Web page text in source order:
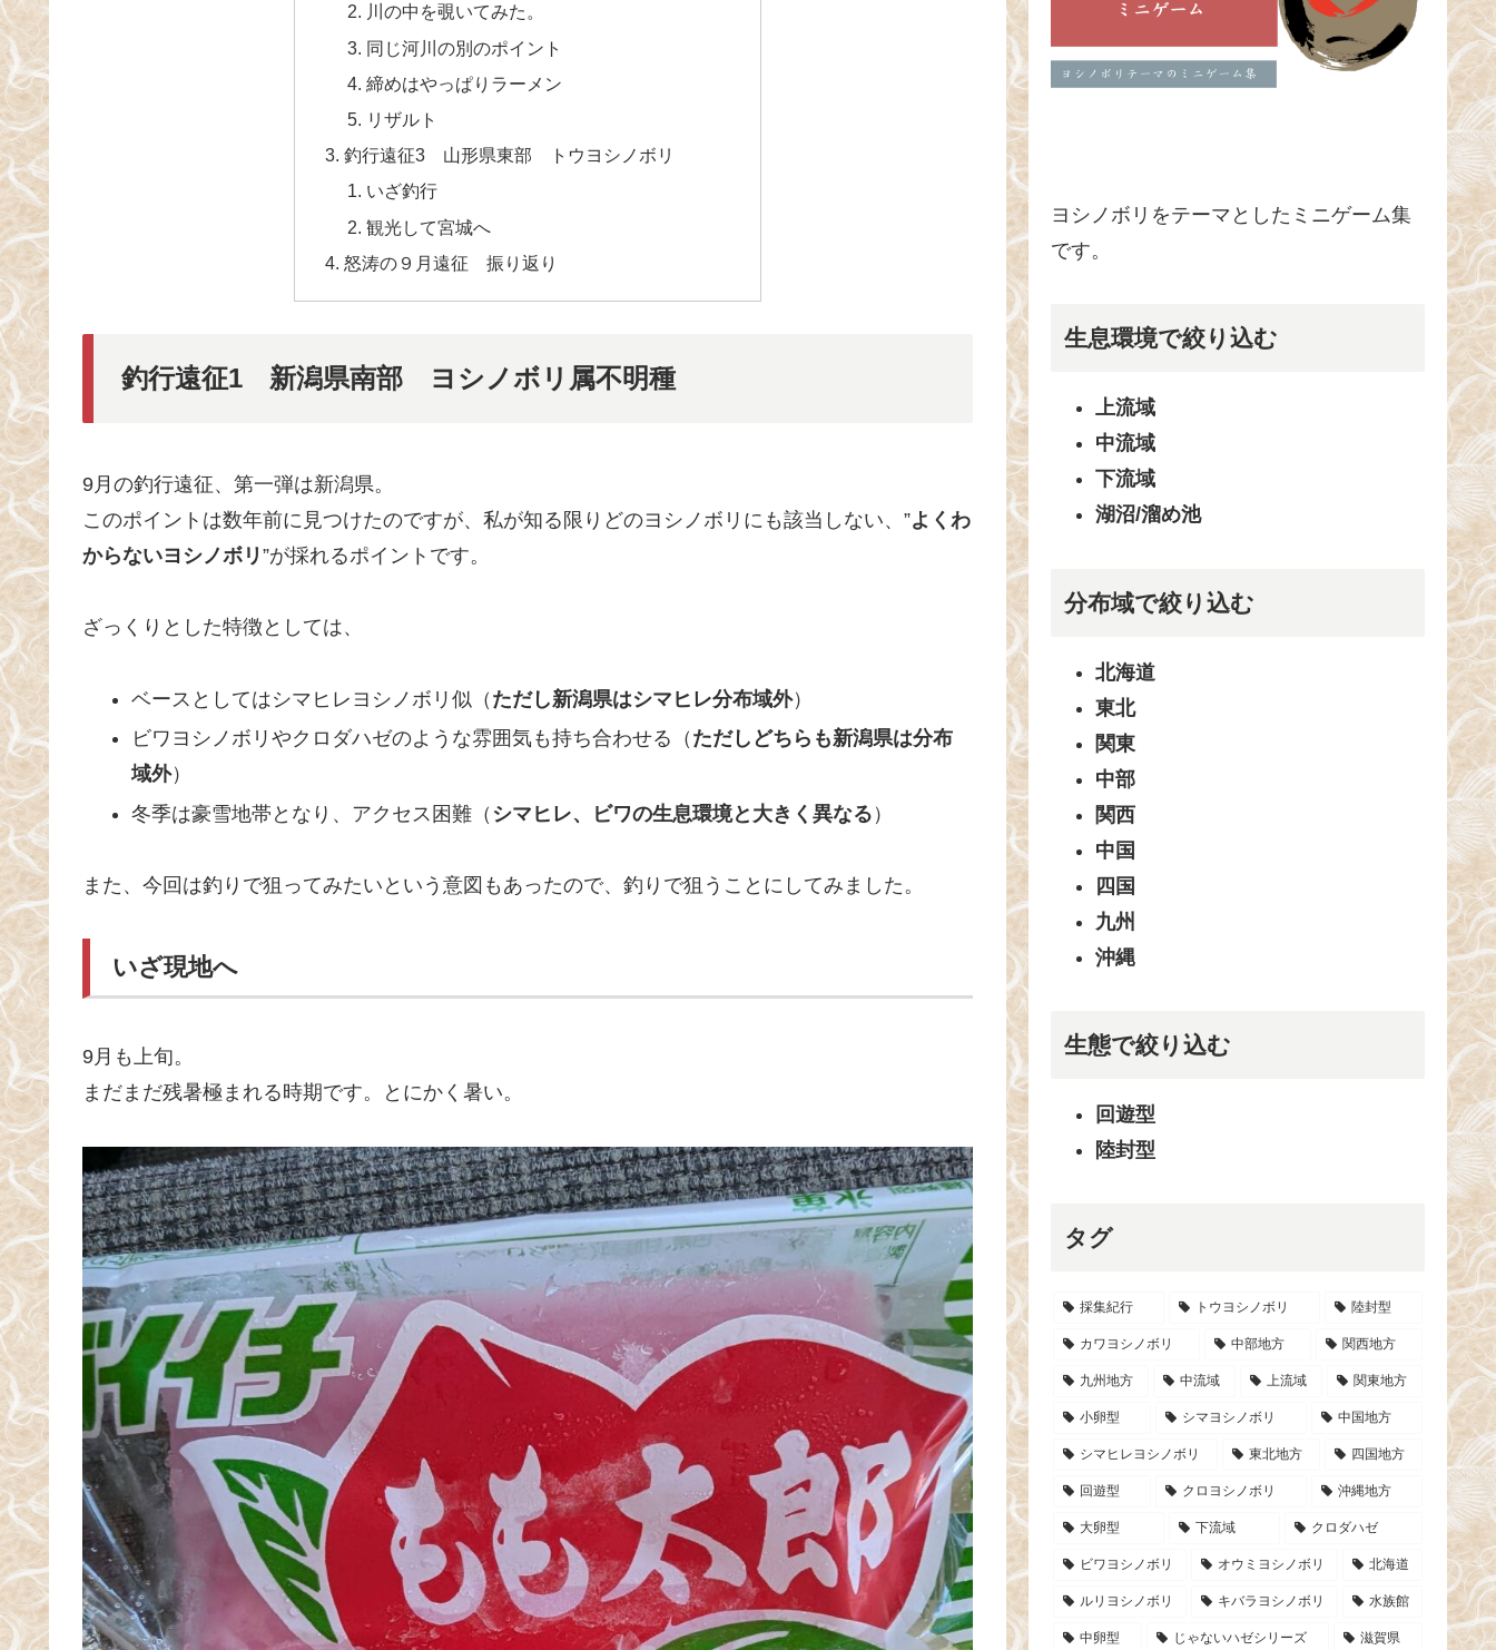
川の中を覗いてみた。
同じ河川の別のポイント
締めはやっぱりラーメン
リザルト
釣行遠征3 山形県東部 トウヨシノボリ
いざ釣行
観光して宮城へ
怒涛の９月遠征 振り返り
釣行遠征1 新潟県南部 ヨシノボリ属不明種
9月の釣行遠征、第一弾は新潟県。
このポイントは数年前に見つけたのですが、私が知る限りどのヨシノボリにも該当しない、”よくわ
からないヨシノボリ ”が採れるポイントです。
ざっくりとした特徴としては、
ベースとしてはシマヒレヨシノボリ似（ ただし新潟県はシマヒレ分布域外）
ビワヨシノボリやクロダハゼのような雰囲気も持ち合わせる（ ただしどちらも新潟県は分布
域外）
冬季は豪雪地帯となり、アクセス困難（ シマヒレ、ビワの生息環境と大きく異なる ）
また、今回は釣りで狙ってみたいという意図もあったので、釣りで狙うことにしてみました。
いざ現地へ
9月も上旬。
まだまだ残暑極まれる時期です。とにかく暑い。
ヨシノボリをテーマとしたミニゲーム集
です。
生息環境で絞り込む
上流域
中流域
下流域
湖沼/溜め池
分布域で絞り込む
北海道
東北
関東
中部
関西
中国
四国
九州
沖縄
生態で絞り込む
回遊型
陸封型
タグ
採集紀行 トウヨシノボリ 陸封型
カワヨシノボリ 中部地方 関西地方
九州地方 中流域 上流域 関東地方
小卵型 シマヨシノボリ 中国地方
シマヒレヨシノボリ 東北地方 四国地方
回遊型 クロヨシノボリ 沖縄地方
大卵型 下流域 クロダハゼ
ビワヨシノボリ オウミヨシノボリ 北海道
ルリヨシノボリ キバラヨシノボリ 水族館
中卵型 じゃないハゼシリーズ 滋賀県